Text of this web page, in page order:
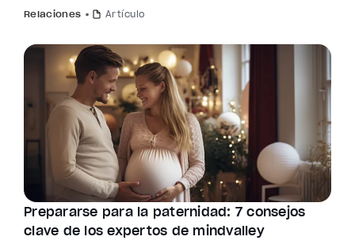
Relaciones Artículo
Prepararse para la paternidad: 7 consejos
clave de los expertos de mindvalley